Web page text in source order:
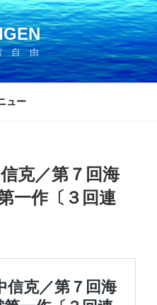
自 由
ュー
克／第７回海
一作〔３回連